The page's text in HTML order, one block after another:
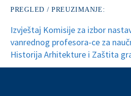
PREGLED / PREUZIMANJE:
Izvještaj Komisije za izbor
vanrednog profesora-ce za
Historija Arhitekture i Zaštita